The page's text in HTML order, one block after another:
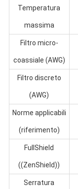
Temperatura
massima
Filtro micro-
coassiale (AWG)
Filtro discreto
(AWG)
Norme applicabili
(riferimento)
FullShield
((ZenShield))
Serratura